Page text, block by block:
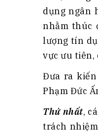
dụng ngân
nhằm thúc
lượng tín
vực ưu tiên,
Đưa ra
Phạm Đức
Thứ nhất,
trách